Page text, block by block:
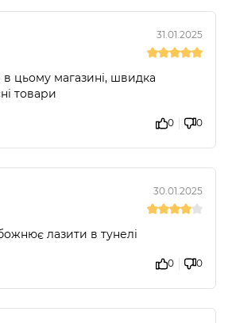
31.01.2025
цьому магазині, швидка
товари
0 0
30.01.2025
лазити в тунелі
0 0